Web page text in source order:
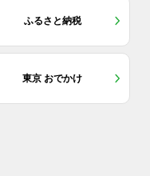
ふるさと納税
東京 おでかけ